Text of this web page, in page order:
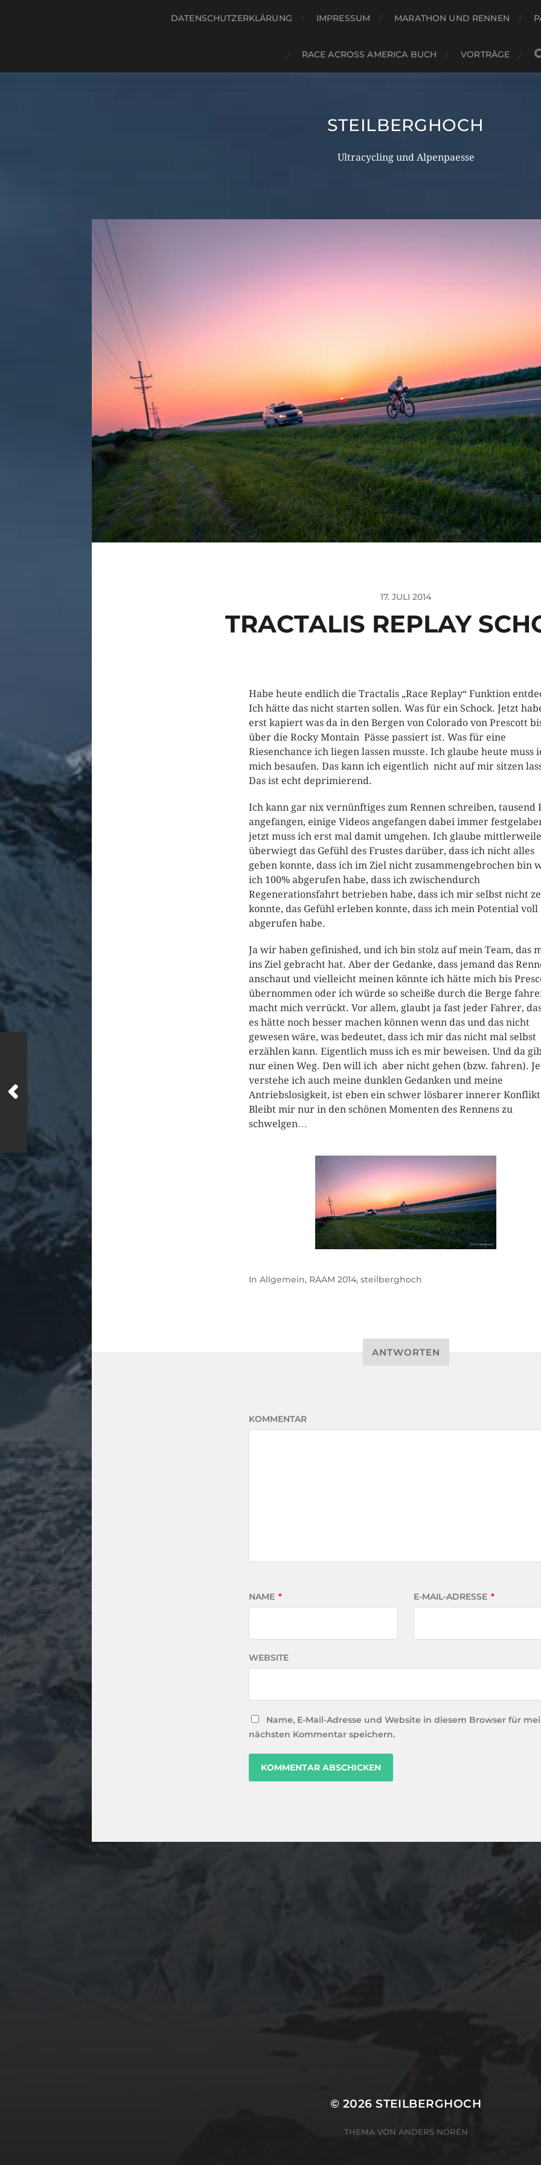
DATENSCHUTZERKLÄRUNG IMPRESSUM MARATHON UND RENNEN
RACE ACROSS AMERICA BUCH VORTRÄGE
STEILBERGHOCH
Ultracycling und Alpenpaesse
17. JULI 2014
TRACTALIS REPLAY
Habe heute endlich die Tractalis „Race Replay“ Funktion
Ich hätte das nicht starten sollen. Was für ein Schock. Jetzt
erst kapiert was da in den Bergen von Colorado von Prescott
über die Rocky Montain Pässe passiert ist. Was für eine
Riesenchance ich liegen lassen musste. Ich glaube heute muss
mich besaufen. Das kann ich eigentlich nicht auf mir sitzen
Das ist echt deprimierend.
Ich kann gar nix vernünftiges zum Rennen schreiben, tausend
angefangen, einige Videos angefangen dabei immer
jetzt muss ich erst mal damit umgehen. Ich glaube mittlerweile
überwiegt das Gefühl des Frustes darüber, dass ich nicht alles
geben konnte, dass ich im Ziel nicht zusammengebrochen bin
ich 100% abgerufen habe, dass ich zwischendurch
Regenerationsfahrt betrieben habe, dass ich mir selbst nicht
konnte, das Gefühl erleben konnte, dass ich mein Potential voll
abgerufen habe.
Ja wir haben gefinished, und ich bin stolz auf mein Team, das
ins Ziel gebracht hat. Aber der Gedanke, dass jemand das
anschaut und vielleicht meinen könnte ich hätte mich bis
übernommen oder ich würde so scheiße durch die Berge
macht mich verrückt. Vor allem, glaubt ja fast jeder Fahrer,
es hätte noch besser machen können wenn das und das nicht
gewesen wäre, was bedeutet, dass ich mir das nicht mal selbst
erzählen kann. Eigentlich muss ich es mir beweisen. Und da
nur einen Weg. Den will ich aber nicht gehen (bzw. fahren).
verstehe ich auch meine dunklen Gedanken und meine
Antriebslosigkeit, ist eben ein schwer lösbarer innerer
Bleibt mir nur in den schönen Momenten des Rennens zu
schwelgen…
In Allgemein, RAAM 2014, steilberghoch
ANTWORTEN
KOMMENTAR
NAME * E-MAIL-ADRESSE *
WEBSITE
Name, E-Mail-Adresse und Website in diesem Browser für
nächsten Kommentar speichern.
© 2026STEILBERGHOCH
THEMA VON ANDERS NORÉN